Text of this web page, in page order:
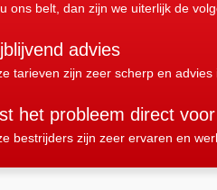
ons belt, dan zijn we uiterlijk de
advies
tarieven zijn zeer scherp en
het probleem direct
bestrijders zijn zeer ervaren en